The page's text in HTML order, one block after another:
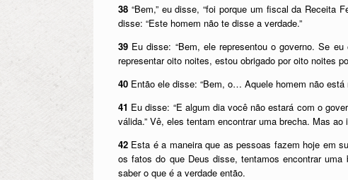
38 “Bem,” eu disse, “foi porque um fiscal da Receita
disse: “Este homem não te disse a verdade.”
39 Eu disse: “Bem, ele representou o governo. Se
representar oito noites, estou obrigado por oito noites
40 Então ele disse: “Bem, o… Aquele homem não está
41 Eu disse: “E algum dia você não estará com o
válida.” Vê, eles tentam encontrar uma brecha. Mas
42 Esta é a maneira que as pessoas fazem hoje em
os fatos do que Deus disse, tentamos encontrar
saber o que é a verdade então.